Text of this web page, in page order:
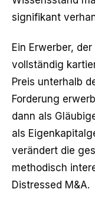
signifikant
Ein Erwerber,
vollständig
Preis unterhalb
Forderung
dann als
als
verändert die
methodisch
Distressed M&A.